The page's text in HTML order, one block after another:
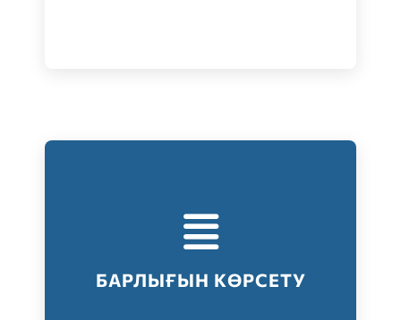
БАРЛЫҒЫН КӨРСЕТУ
Тестілеудің барлық түрлері
Барлығын көрсету